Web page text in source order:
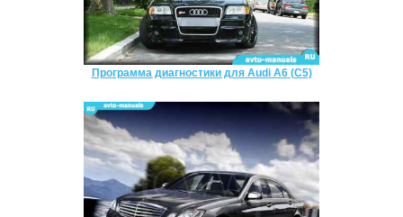
Программа диагностики для Audi A6 (C5)